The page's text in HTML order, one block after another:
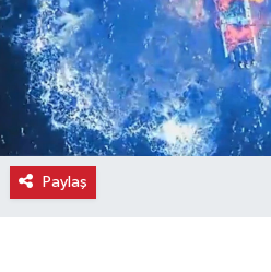
Paylaş
Emlak
Gündem
Gurme
Haber